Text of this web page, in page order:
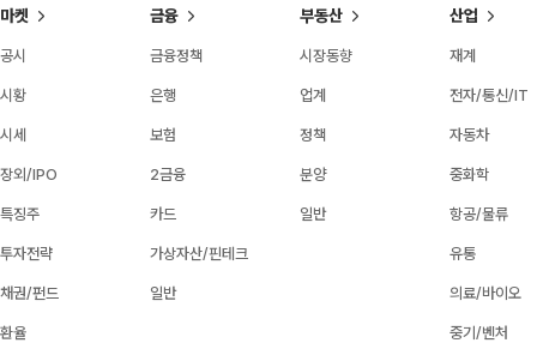
마켓
공시
시황
시세
장외/IPO
특징주
투자전략
채권/펀드
환율
금융
금융정책
은행
보험
2금융
카드
가상자산/핀테크
일반
부동산
시장동향
업계
정책
분양
일반
산업
재계
전자/통신/IT
자동차
중화학
항공/물류
유통
의료/바이오
중기/벤처